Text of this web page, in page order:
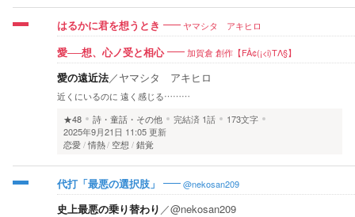
はるかに君を想うとき ヤマシタ アキヒロ
愛──想、心ノ受と相心 加賀倉 創作【FÅ¢(¡<i)TΛ§】
愛の遠近法／ヤマシタ アキヒロ
近くにいるのに 遠く感じる………
★48
詩・童話・その他 完結済 1話
173文字
2025年9月21日 11:05 更新
恋愛 情熱 空想 錯覚
代打「最悪の選択肢」 @nekosan209
史上最悪の乗り替わり ／@nekosan209